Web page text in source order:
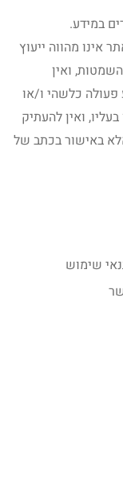
במידע.
אינו מהווה ייעוץ
ואין
פעולה כלשהי ו/או
ואין להעתיק
באישור בכתב של
שימוש